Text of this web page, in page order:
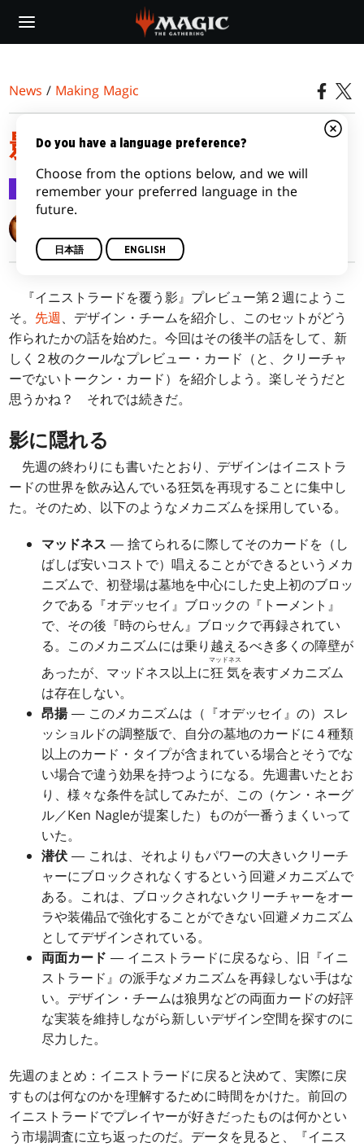
main
News / Making Magic
影を追う その２
Making Magic 2016/03/21
『イニストラードを覆う影』プレビュー第２週にようこ
そ。 先週、デザイン・チームを紹介し、このセットがどう
作られたかの話を始めた。今回はその後半の話をして、新
しく２枚のクールなプレビュー・カード（と、クリーチャ
ーでないトークン・カード）を紹介しよう。楽しそうだと
思うかね？ それでは続きだ。
影に隠れる
先週の終わりにも書いたとおり、デザインはイニストラ
ードの世界を飲み込んでいる狂気を再現することに集中し
た。そのため、以下のようなメカニズムを採用している。
マッドネス ― 捨てられるに際してそのカードを（し
ばしば安いコストで）唱えることができるというメカ
ニズムで、初登場は墓地を中心にした史上初のブロッ
クである『オデッセイ』ブロックの『トーメント』
で、その後『時のらせん』ブロックで再録されてい
る。このメカニズムには乗り越えるべき多くの障壁が
あったが、マッドネス以上に狂気
マッドネス
を表すメカニズム
は存在しない。
昂揚 ― このメカニズムは（『オデッセイ』の）スレ
ッショルドの調整版で、自分の墓地のカードに４種類
以上のカード・タイプが含まれている場合とそうでな
い場合で違う効果を持つようになる。先週書いたとお
り、様々な条件を試してみたが、この（ケン・ネーグ
ル／Ken Nagleが提案した）ものが一番うまくいって
いた。
潜伏 ― これは、それよりもパワーの大きいクリーチ
ャーにブロックされなくするという回避メカニズムで
ある。これは、ブロックされないクリーチャーをオー
ラや装備品で強化することができない回避メカニズム
としてデザインされている。
両面カード ― イニストラードに戻るなら、旧『イニ
ストラード』の派手なメカニズムを再録しない手はな
い。デザイン・チームは狼男などの両面カードの好評
な実装を維持しながら新しいデザイン空間を探すのに
尽力した。
先週のまとめ：イニストラードに戻ると決めて、実際に戻
すものは何なのかを理解するために時間をかけた。前回の
イニストラードでプレイヤーが好きだったものは何かとい
う市場調査に立ち返ったのだ。データを見ると、『イニス
Do you have a language preference?
Choose from the options below, and we will
remember your preferred language in the
future.
日本語 ENGLISH